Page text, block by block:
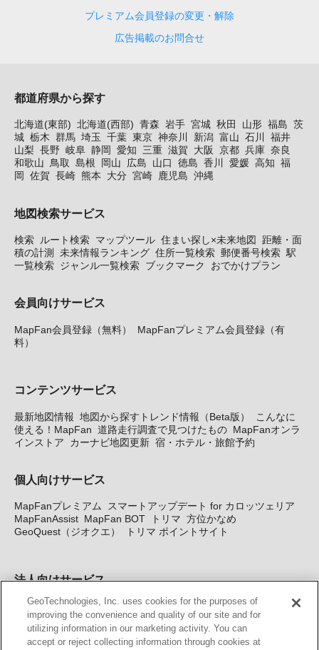
プレミアム会員登録の変更・解除
広告掲載のお問合せ
都道府県から探す
北海道(東部) 北海道(西部) 青森 岩手 宮城 秋田 山形 福島 茨
城 栃木 群馬 埼玉 千葉 東京 神奈川 新潟 富山 石川
福井
山梨 長野 岐阜 静岡 愛知 三重 滋賀 大阪 京都 兵庫 奈良
和歌山 鳥取 島根 岡山 広島 山口 徳島 香川 愛媛 高知 福
岡
佐賀 長崎 熊本 大分 宮崎 鹿児島 沖縄
地図検索サービス
検索 ルート検索 マップツール 住まい探し×未来地図
距離・面
積の計測
未来情報ランキング 住所一覧検索 郵便番号検索 駅
一覧検索 ジャンル一覧検索 ブックマーク おでかけプラン
会員向けサービス
MapFan会員登録（無料）
MapFanプレミアム会員登録（有
料）
コンテンツサービス
最新地図情報 地図から探すトレンド情報（Beta版）
こんなに
使える！MapFan 道路走行調査で見つけたもの MapFanオンラ
インストア
カーナビ地図更新 宿・ホテル・旅館予約
個人向けサービス
MapFanプレミアム
スマートアップデート for カロッツェリア
MapFanAssist MapFan BOT トリマ 方位かなめ
GeoQuest（ジオクエ）
トリマ ポイントサイト
法人向けサービス
法人向け地図・位置情報サービス WEBサイト・システム向け地
図API Windows PC向け地図開発キット MapFan DB 住所確認
サービス
MAP WORLD+ トリマ広告 Geo-Research
GeoTechnologies, Inc. uses cookies for the purposes of
improving the convenience and quality of our site and for
utilizing information in our marketing activity. You can
accept or reject collecting information through cookies at